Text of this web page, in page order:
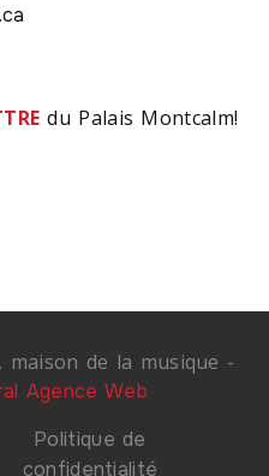
du Palais Montcalm!
de la musique -
Agence Web
Politique de
confidentialité